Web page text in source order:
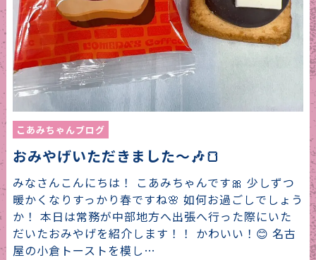
こあみちゃんブログ
おみやげいただきました～🎶🍞
みなさんこんにちは！ こあみちゃんです🎀 少しずつ
暖かくなりすっかり春ですね🌸 如何お過ごしでしょう
か！ 本日は常務が中部地方へ出張へ行った際にいた
だいたおみやげを紹介します！！ かわいい！😊 名古
屋の小倉トーストを模し…